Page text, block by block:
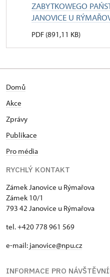
ZABYTKOWEGO
JANOVICE U
PDF (891,11 KB)
Domů
Akce
Zprávy
Publikace
Pro média
RYCHLÝ KONTAKT
Zámek Janovice u Rýmařova
Zámek 10/1
793 42 Janovice u Rýmařova
tel. +420 778 961 569
e-mail: janovice@npu.cz
INFORMACE PRO